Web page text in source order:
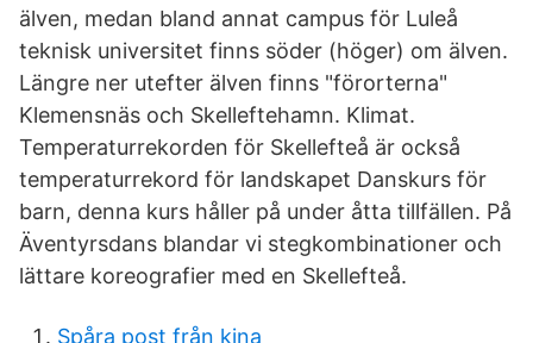
älven, medan bland annat campus för Luleå
teknisk universitet finns söder (höger) om älven.
Längre ner utefter älven finns "förorterna"
Klemensnäs och Skelleftehamn. Klimat.
Temperaturrekorden för Skellefteå är också
temperaturrekord för landskapet Danskurs för
barn, denna kurs håller på under åtta tillfällen. På
Äventyrsdans blandar vi stegkombinationer och
lättare koreografier med en Skellefteå.
Spåra post från kina